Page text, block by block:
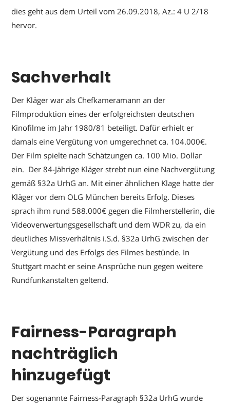
dies geht aus dem Urteil vom 26.09.2018, Az.: 4 U 2/18
hervor.
Sachverhalt
Der Kläger war als Chefkameramann an der
Filmproduktion eines der erfolgreichsten deutschen
Kinofilme im Jahr 1980/81 beteiligt. Dafür erhielt er
damals eine Vergütung von umgerechnet ca. 104.000€.
Der Film spielte nach Schätzungen ca. 100 Mio. Dollar
ein. Der 84-Jährige Kläger strebt nun eine Nachvergütung
gemäß §32a UrhG an. Mit einer ähnlichen Klage hatte der
Kläger vor dem OLG München bereits Erfolg. Dieses
sprach ihm rund 588.000€ gegen die Filmherstellerin, die
Videoverwertungsgesellschaft und dem WDR zu, da ein
deutliches Missverhältnis i.S.d. §32a UrhG zwischen der
Vergütung und des Erfolgs des Filmes bestünde. In
Stuttgart macht er seine Ansprüche nun gegen weitere
Rundfunkanstalten geltend.
Fairness-Paragraph
nachträglich
hinzugefügt
Der sogenannte Fairness-Paragraph §32a UrhG wurde